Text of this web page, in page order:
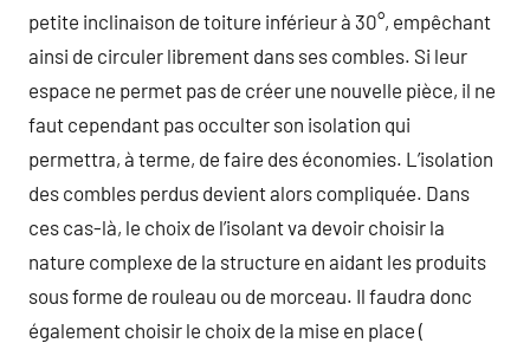
petite inclinaison de toiture inférieur à 30°, empêchant
ainsi de circuler librement dans ses combles. Si leur
espace ne permet pas de créer une nouvelle pièce, il ne
faut cependant pas occulter son isolation qui
permettra, à terme, de faire des économies. L’isolation
des combles perdus devient alors compliquée. Dans
ces cas-là, le choix de l’isolant va devoir choisir la
nature complexe de la structure en aidant les produits
sous forme de rouleau ou de morceau. Il faudra donc
également choisir le choix de la mise en place (